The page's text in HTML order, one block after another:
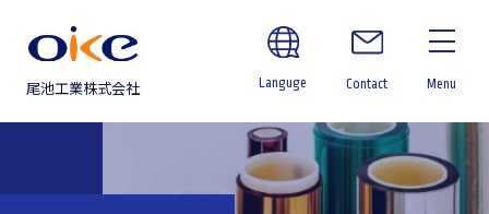
尾池工業株式会社 Languge Contact Menu